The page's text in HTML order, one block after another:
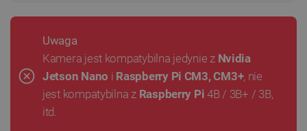
Uwaga
Kamera jest kompatybilna jedynie z Nvidia
Jetson Nano i Raspberry Pi CM3, CM3+, nie
jest kompatybilna z Raspberry Pi 4B / 3B+ / 3B,
itd.